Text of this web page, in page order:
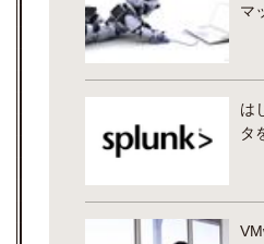
マ
は
タ